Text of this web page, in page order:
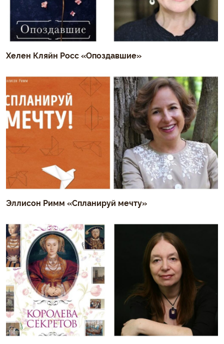
Хелен Кляйн Росс «Опоздавшие»
Эллисон Римм «Спланируй мечту»